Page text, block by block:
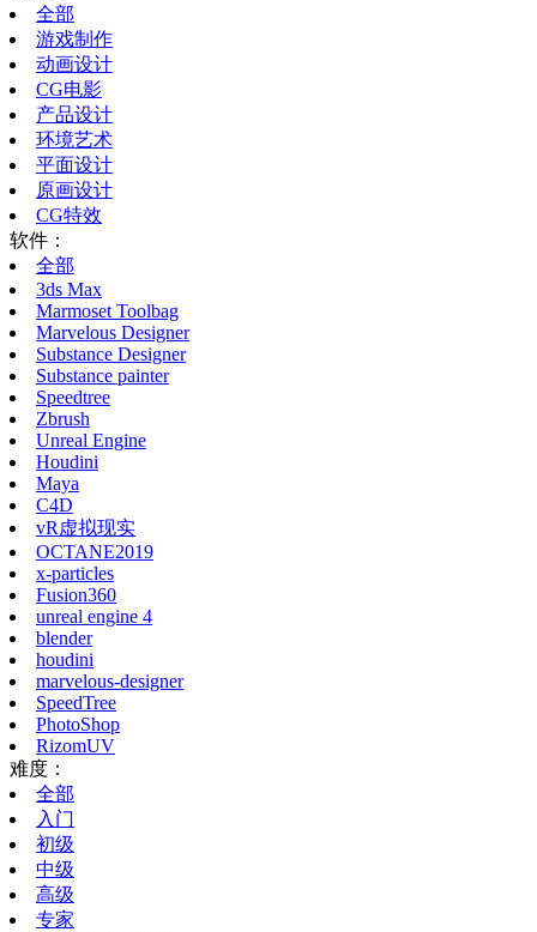
全部
游戏制作
动画设计
CG电影
产品设计
环境艺术
平面设计
原画设计
CG特效
软件：
全部
3ds Max
Marmoset Toolbag
Marvelous Designer
Substance Designer
Substance painter
Speedtree
Zbrush
Unreal Engine
Houdini
Maya
C4D
vR虚拟现实
OCTANE2019
x-particles
Fusion360
unreal engine 4
blender
houdini
marvelous-designer
SpeedTree
PhotoShop
RizomUV
难度：
全部
入门
初级
中级
高级
专家